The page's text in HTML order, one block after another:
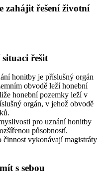
zahájit řešení životní
řešit
honitby je příslušný orgán
obvodě leží honební
honební pozemky leží v
orgán, v jehož obvodě
pro uznání honitby
působností.
činnost vykonávají magistráty
s sebou